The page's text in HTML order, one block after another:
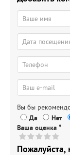
Вы бы
Да
Нет
Ваша оценка *